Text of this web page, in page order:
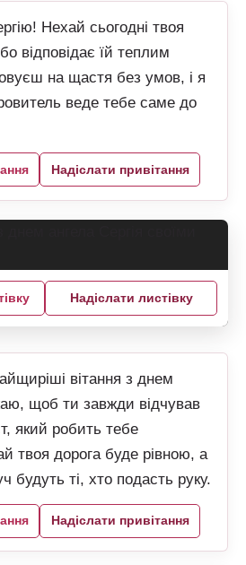
Нехай сьогодні твоя
відповідає їй теплим
на щастя без умов, і я
веде тебе саме до
Надіслати привітання
Надіслати листівку
вітання з днем
щоб ти завжди відчував
який робить тебе
твоя дорога буде рівною, а
будуть ті, хто подасть руку.
Надіслати привітання